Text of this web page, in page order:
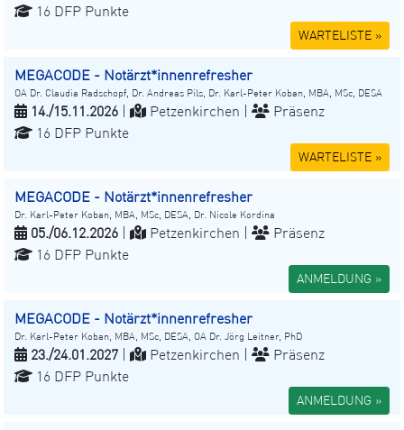
16 DFP Punkte
WARTELISTE »
MEGACODE - Notärzt*innenrefresher
OA Dr. Claudia Radschopf, Dr. Andreas Pils, Dr. Karl-Peter Koban, MBA, MSc, DESA
14./15.11.2026 Petzenkirchen |
Präsenz
16 DFP Punkte
WARTELISTE »
MEGACODE - Notärzt*innenrefresher
Dr. Karl-Peter Koban, MBA, MSc, DESA, Dr. Nicole Kordina
05./06.12.2026 Petzenkirchen |
Präsenz
16 DFP Punkte
ANMELDUNG »
MEGACODE - Notärzt*innenrefresher
Dr. Karl-Peter Koban, MBA, MSc, DESA, OA Dr. Jörg Leitner, PhD
23./24.01.2027 Petzenkirchen |
Präsenz
16 DFP Punkte
ANMELDUNG »